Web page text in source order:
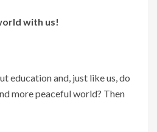
with us!
education and, just like us, do
more peaceful world? Then